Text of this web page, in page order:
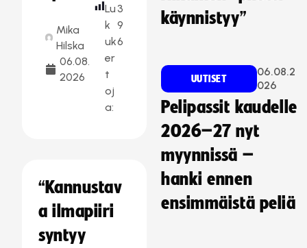
Mika
Hilska
06.08.
2026
Lu
k
uk
er
t
oj
a:
3
9
6
“Kannustav
a ilmapiiri
syntyy
käynnistyy”
UUTISET
06.08.2
026
Pelipassit kaudelle
2026–27 nyt
myynnissä –
hanki ennen
ensimmäistä peliä